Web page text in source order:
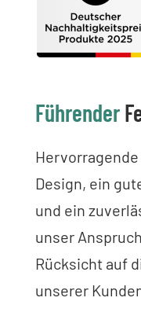
Führender
Design, ein
und ein
unser
Rücksicht auf
unserer